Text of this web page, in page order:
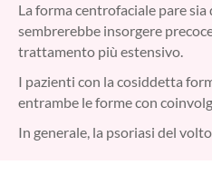
La forma centrofaciale pare
sembrerebbe insorgere
trattamento più estensivo.
I pazienti con la cosiddetta
entrambe le forme con
In generale, la psoriasi del